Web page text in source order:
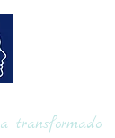
transformado